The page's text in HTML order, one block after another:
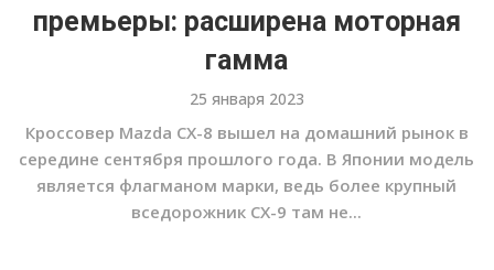
премьеры: расширена моторная
гамма
25 января 2023
Кроссовер Mazda CX-8 вышел на домашний рынок в
середине сентября прошлого года. В Японии модель
является флагманом марки, ведь более крупный
вседорожник CX-9 там не...